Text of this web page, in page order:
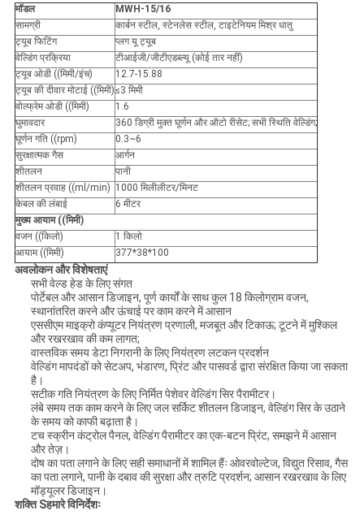
मॉडल
MWH-15/16
सामग्री
कार्बन स्टील, स्टेनलेस स्टील, टाइटेनियम मिश्र धातु
ट्यूब फिटिंग
प्लग यू ट्यूब
वेल्डिंग प्रक्रिया
टीआईजी/जीटीएडब्ल्यू (कोई तार नहीं)
ट्यूब ओडी ((मिमी/इंच)
12.7-15.88
ट्यूब की दीवार मोटाई ((मिमी)≤3 मिमी
वोल्फ्रेम ओडी ((मिमी)
1.6
घुमावदार
360 डिग्री मुक्त घूर्णन और ऑटो रीसेट; सभी स्थिति वेल्डिंग;
घूर्णन गति ((rpm)
0.3~6
सुरक्षात्मक गैस
आर्गन
शीतलन
पानी
शीतलन प्रवाह ((ml/min) 1000 मिलीलीटर/मिनट
केबल की लंबाई
6 मीटर
मुख्य आयाम ((मिमी)
वजन ((किलो)
1 किलो
आयाम ((मिमी)
377*38*100
अवलोकन और विशेषताएं
सभी वेल्ड हेड के लिए संगत
पोर्टेबल और आसान डिजाइन, पूर्ण कार्यों के साथ कुल 18 किलोग्राम वजन,
स्थानांतरित करने और ऊंचाई पर काम करने में आसान
एससीएम माइक्रो कंप्यूटर नियंत्रण प्रणाली, मजबूत और टिकाऊ; टूटने में मुश्किल
और रखरखाव की कम लागत;
वास्तविक समय डेटा निगरानी के लिए नियंत्रण लटकन प्रदर्शन
वेल्डिंग मापदंडों को सेटअप, भंडारण, प्रिंट और पासवर्ड द्वारा संरक्षित किया जा सकता
है।
सटीक गति नियंत्रण के लिए निर्मित पेशेवर वेल्डिंग सिर पैरामीटर।
लंबे समय तक काम करने के लिए जल सर्किट शीतलन डिजाइन, वेल्डिंग सिर के उठाने
के समय को काफी बढ़ाता है।
टच स्क्रीन कंट्रोल पैनल, वेल्डिंग पैरामीटर का एक-बटन प्रिंट, समझने में आसान
और तेज़।
दोष का पता लगाने के लिए सही समाधानों में शामिल हैंः ओवरवोल्टेज, विद्युत रिसाव, गैस
का पता लगाने, पानी के दबाव की सुरक्षा और त्रुटि प्रदर्शन; आसान रखरखाव के लिए
मॉड्यूलर डिजाइन।
शक्ति Sहमारे विनिर्देशः